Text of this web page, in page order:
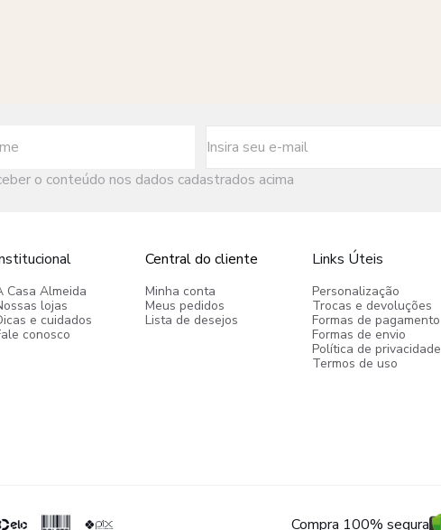
o conteúdo nos dados cadastrados acima
Casa Almeida
lojas
e cuidados
conosco
Central do cliente
Minha conta
Meus pedidos
Lista de desejos
Links Úteis
Personalização
Trocas e devoluções
Formas de pagamento
Formas de envio
Política de privacidade
Termos de uso
Compra 100% segura